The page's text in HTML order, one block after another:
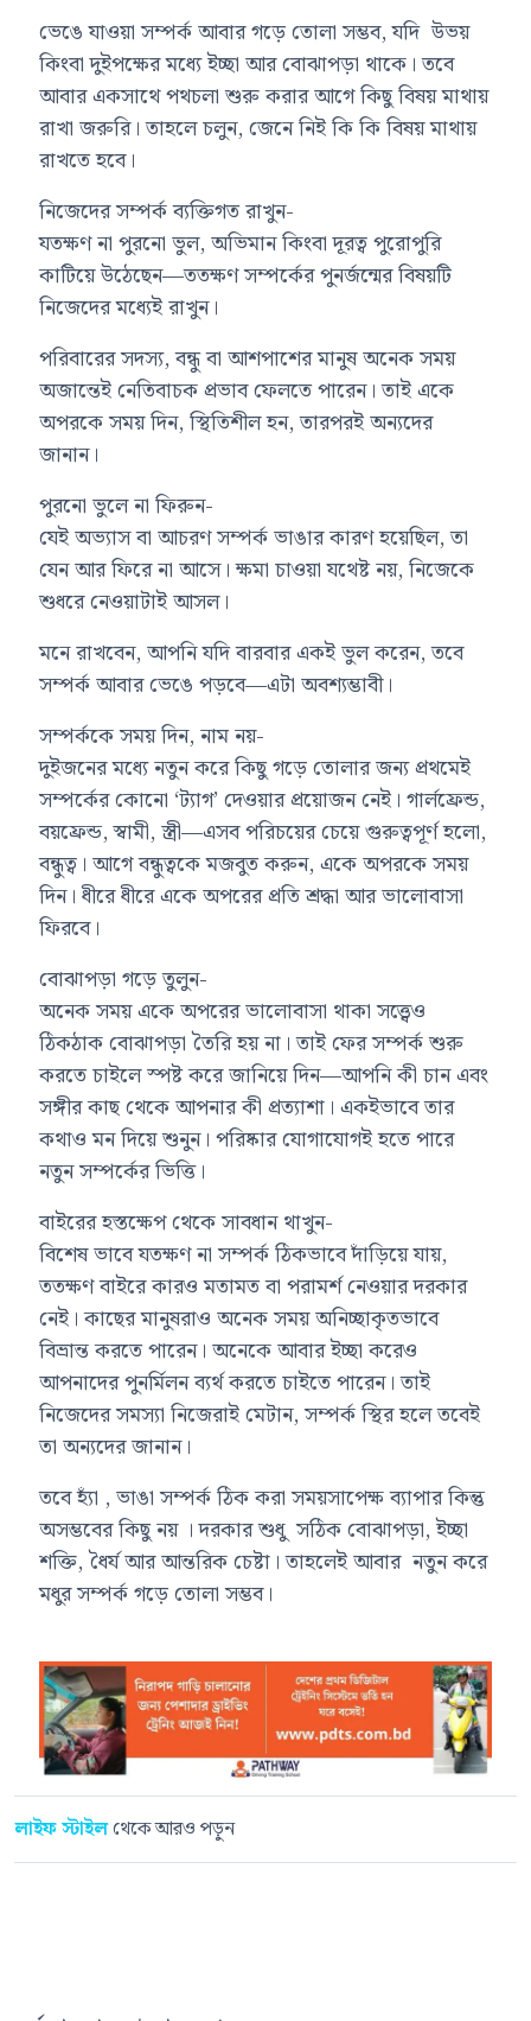
ভেঙে যাওয়া সম্পর্ক আবার গড়ে তোলা সম্ভব, যদি উভয়
কিংবা দুইপক্ষের মধ্যে ইচ্ছা আর বোঝাপড়া থাকে। তবে
আবার একসাথে পথচলা শুরু করার আগে কিছু বিষয় মাথায়
রাখা জরুরি। তাহলে চলুন, জেনে নিই কি কি বিষয় মাথায়
রাখতে হবে।
নিজেদের সম্পর্ক ব্যক্তিগত রাখুন-
যতক্ষণ না পুরনো ভুল, অভিমান কিংবা দূরত্ব পুরোপুরি
কাটিয়ে উঠেছেন—ততক্ষণ সম্পর্কের পুনর্জন্মের বিষয়টি
নিজেদের মধ্যেই রাখুন।
পরিবারের সদস্য, বন্ধু বা আশপাশের মানুষ অনেক সময়
অজান্তেই নেতিবাচক প্রভাব ফেলতে পারেন। তাই একে
অপরকে সময় দিন, স্থিতিশীল হন, তারপরই অন্যদের
জানান।
পুরনো ভুলে না ফিরুন-
যেই অভ্যাস বা আচরণ সম্পর্ক ভাঙার কারণ হয়েছিল, তা
যেন আর ফিরে না আসে। ক্ষমা চাওয়া যথেষ্ট নয়, নিজেকে
শুধরে নেওয়াটাই আসল।
মনে রাখবেন, আপনি যদি বারবার একই ভুল করেন, তবে
সম্পর্ক আবার ভেঙে পড়বে—এটা অবশ্যম্ভাবী।
সম্পর্ককে সময় দিন, নাম নয়-
দুইজনের মধ্যে নতুন করে কিছু গড়ে তোলার জন্য প্রথমেই
সম্পর্কের কোনো ‘ট্যাগ’ দেওয়ার প্রয়োজন নেই। গার্লফ্রেন্ড,
বয়ফ্রেন্ড, স্বামী, স্ত্রী—এসব পরিচয়ের চেয়ে গুরুত্বপূর্ণ হলো,
বন্ধুত্ব। আগে বন্ধুত্বকে মজবুত করুন, একে অপরকে সময়
দিন। ধীরে ধীরে একে অপরের প্রতি শ্রদ্ধা আর ভালোবাসা
ফিরবে।
বোঝাপড়া গড়ে তুলুন-
অনেক সময় একে অপরের ভালোবাসা থাকা সত্ত্বেও
ঠিকঠাক বোঝাপড়া তৈরি হয় না। তাই ফের সম্পর্ক শুরু
করতে চাইলে স্পষ্ট করে জানিয়ে দিন—আপনি কী চান এবং
সঙ্গীর কাছ থেকে আপনার কী প্রত্যাশা। একইভাবে তার
কথাও মন দিয়ে শুনুন। পরিষ্কার যোগাযোগই হতে পারে
নতুন সম্পর্কের ভিত্তি।
বাইরের হস্তক্ষেপ থেকে সাবধান থাখুন-
বিশেষ ভাবে যতক্ষণ না সম্পর্ক ঠিকভাবে দাঁড়িয়ে যায়,
ততক্ষণ বাইরে কারও মতামত বা পরামর্শ নেওয়ার দরকার
নেই। কাছের মানুষরাও অনেক সময় অনিচ্ছাকৃতভাবে
বিভ্রান্ত করতে পারেন। অনেকে আবার ইচ্ছা করেও
আপনাদের পুনর্মিলন ব্যর্থ করতে চাইতে পারেন। তাই
নিজেদের সমস্যা নিজেরাই মেটান, সম্পর্ক স্থির হলে তবেই
তা অন্যদের জানান।
তবে হ্যাঁ , ভাঙা সম্পর্ক ঠিক করা সময়সাপেক্ষ ব্যাপার কিন্তু
অসম্ভবের কিছু নয় । দরকার শুধু সঠিক বোঝাপড়া, ইচ্ছা
শক্তি, ধৈর্য আর আন্তরিক চেষ্টা। তাহলেই আবার নতুন করে
মধুর সম্পর্ক গড়ে তোলা সম্ভব।
লাইফ স্টাইলথেকে আরও পড়ুন